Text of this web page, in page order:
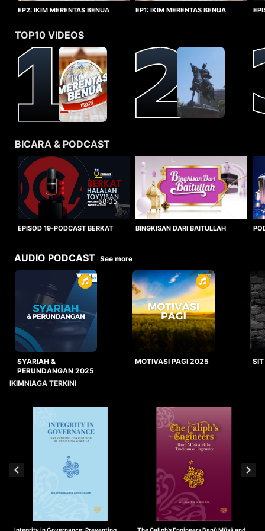
EP2: IKIM MERENTAS BENUA
EP1: IKIM MERENTAS BENUA
TOP10 VIDEOS
BICARA & PODCAST
58:05
EPISOD 19-PODCAST BERKAT
BINGKISAN DARI BAITULLAH
AUDIO PODCAST See more
SYARIAH &
PERUNDANGAN 2025
MOTIVASI PAGI 2025
IKIMNIAGA TERKINI